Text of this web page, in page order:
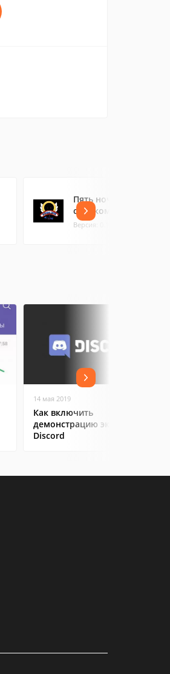
Пять ночей с
соником
Версия: 0.1 (120.29 МБ)
14 мая 2019
Как включить
демонстрацию экрана в
Discord